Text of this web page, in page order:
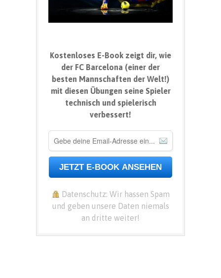
Kostenloses E-Book zeigt dir, wie
der FC Barcelona (einer der
besten Mannschaften der Welt!)
mit diesen Übungen seine Spieler
technisch und spielerisch
verbessert!
JETZT E-BOOK ANSEHEN
Datenschutz: Wir hassen Spam
und geben unsere Daten niemals
an dritte weiter!